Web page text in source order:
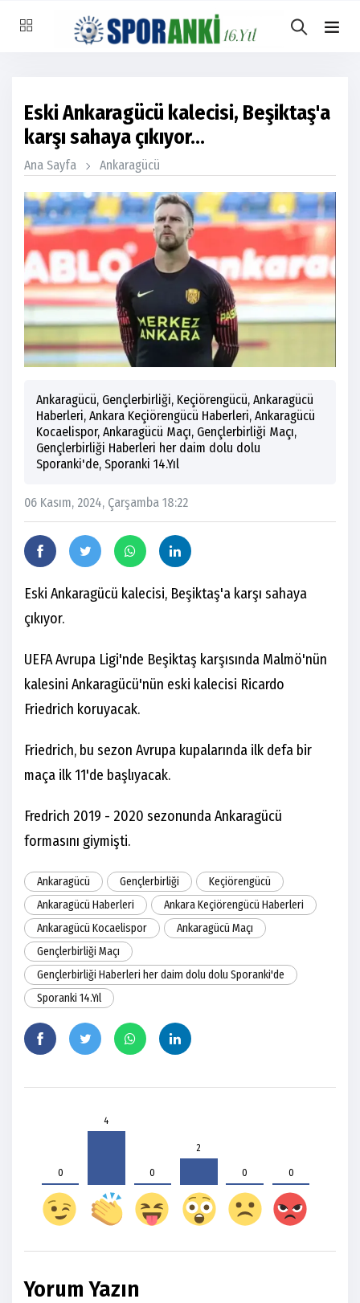
Eski Ankaragücü kalecisi, Beşiktaş'a
karşı sahaya çıkıyor...
Ana Sayfa Ankaragücü
Ankaragücü, Gençlerbirliği, Keçiörengücü, Ankaragücü
Haberleri, Ankara Keçiörengücü Haberleri, Ankaragücü
Kocaelispor, Ankaragücü Maçı, Gençlerbirliği Maçı,
Gençlerbirliği Haberleri her daim dolu dolu
Sporanki'de, Sporanki 14.Yıl
06 Kasım, 2024, Çarşamba 18:22
Eski Ankaragücü kalecisi, Beşiktaş'a karşı sahaya
çıkıyor.
UEFA Avrupa Ligi'nde Beşiktaş karşısında Malmö'nün
kalesini Ankaragücü'nün eski kalecisi Ricardo
Friedrich koruyacak.
Friedrich, bu sezon Avrupa kupalarında ilk defa bir
maça ilk 11'de başlıyacak.
Fredrich 2019 - 2020 sezonunda Ankaragücü
formasını giymişti.
Ankaragücü Gençlerbirliği
Keçiörengücü
Ankaragücü Haberleri
Ankara Keçiörengücü Haberleri
Ankaragücü Kocaelispor
Ankaragücü Maçı
Gençlerbirliği Maçı
Gençlerbirliği Haberleri her daim dolu dolu Sporanki'de
Sporanki 14.Yıl
0
4
0
2
0 0
Yorum Yazın